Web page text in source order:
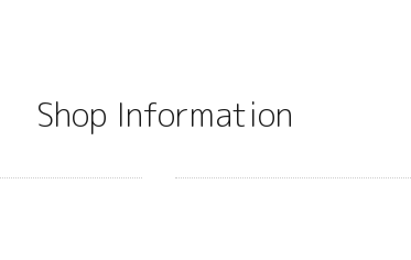
Shop Information